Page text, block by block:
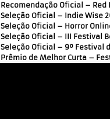
Recomendação Oficial –
Seleção Oficial – Indie Wise
Seleção Oficial – Horror
Seleção Oficial – III Festival
Seleção Oficial – 9º Festival
Prêmio de Melhor Curta –